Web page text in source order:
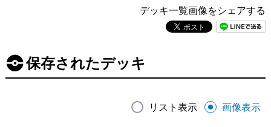
デッキ一覧画像をシェアする
保存されたデッキ
リスト表示 画像表示